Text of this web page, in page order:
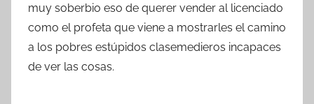
muy soberbio eso de querer vender al licenciado
como el profeta que viene a mostrarles el camino
a los pobres estúpidos clasemedieros incapaces
de ver las cosas.